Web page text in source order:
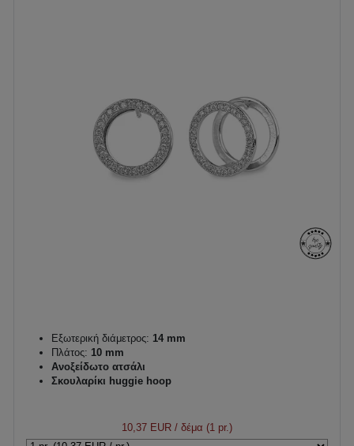
Εξωτερική διάμετρος: 14 mm
Πλάτος: 10 mm
Ανοξείδωτο ατσάλι
Σκουλαρίκι huggie hoop
10,37 EUR / δέμα (1 pr.)